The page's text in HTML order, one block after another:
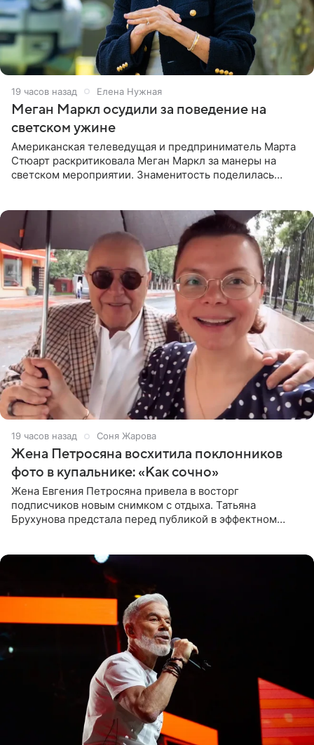
19 часов назад Елена Нужная
Меган Маркл осудили за поведение на
светском ужине
Американская телеведущая и предприниматель Марта
Стюарт раскритиковала Меган Маркл за манеры на
светском мероприятии. Знаменитость поделилась
19 часов назад Соня Жарова
Жена Петросяна восхитила поклонников
фото в купальнике: «Как сочно»
Жена Евгения Петросяна привела в восторг
подписчиков новым снимком с отдыха. Татьяна
Брухунова предстала перед публикой в эффектном